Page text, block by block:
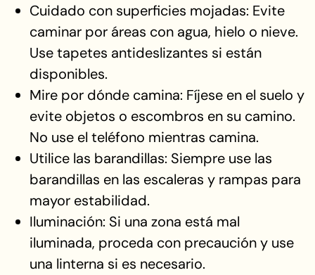
Cuidado con superficies mojadas: Evite
caminar por áreas con agua, hielo o nieve.
Use tapetes antideslizantes si están
disponibles.
Mire por dónde camina: Fíjese en el suelo y
evite objetos o escombros en su camino.
No use el teléfono mientras camina.
Utilice las barandillas: Siempre use las
barandillas en las escaleras y rampas para
mayor estabilidad.
Iluminación: Si una zona está mal
iluminada, proceda con precaución y use
una linterna si es necesario.